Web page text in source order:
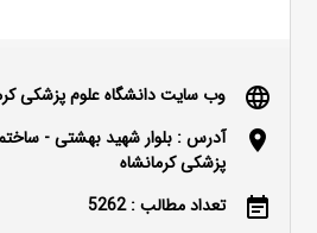
language وب سایت دانشگاه علوم پزشکی
location_on
آدرس : بلوار شهید بهشتی -
پزشکی کرمانشاه
event_note تعداد مطالب : 5262